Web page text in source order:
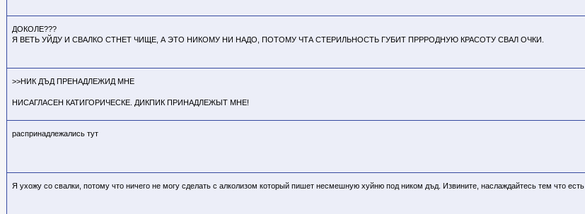
ДОКОЛЕ???
Я ВЕТЬ УЙДУ И СВАЛКО СТНЕТ ЧИЩЕ, А ЭТО НИКОМУ НИ НАДО, ПОТОМУ ЧТА СТЕРИЛЬНОСТЬ ГУБИТ ПРРРОДНУЮ КРАСОТУ СВАЛ ОЧКИ.
>>НИК ДЪД ПРЕНАДЛЕЖИД МНЕ
НИСАГЛАСЕН КАТИГОРИЧЕСКЕ. ДИКПИК ПРИНАДЛЕЖЫТ МНЕ!
распринадлежались тут
Я ухожу со свалки, потому что ничего не могу сделать с алколизом который пишет несмешную хуйню под ником дъд. Извините, наслаждайтесь тем что есть